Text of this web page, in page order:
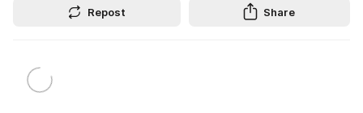
Repost Share